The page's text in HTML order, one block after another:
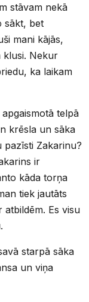
stāvam nekā
sākt, bet
mani kājās,
klusi. Nekur
ka laikam
telpā
krēsla un sāka
pazīsti Zakarinu?
ir
kāda torņa
tiek jautāts
Es visu
starpā sāka
un viņa